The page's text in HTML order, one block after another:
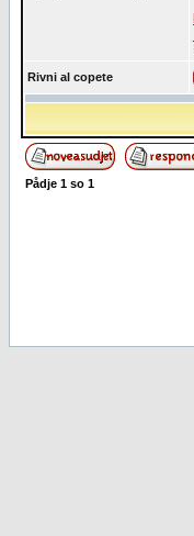
Rivni al copete
Pådje 1 so 1